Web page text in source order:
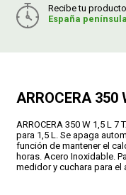
Recibe tu producto
España
ARROCERA 350
ARROCERA 350 W 1,5 L
para 1,5 L. Se apaga
función de mantener el
horas. Acero Inoxidable.
medidor y cuchara para el